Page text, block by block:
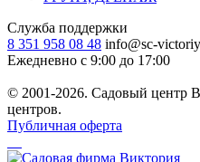
Служба поддержки
8 351 958 08 48 info@sc-
Ежедневно с 9:00 до 17:00
© 2001-2026. Садовый центр
центров.
Публичная оферта